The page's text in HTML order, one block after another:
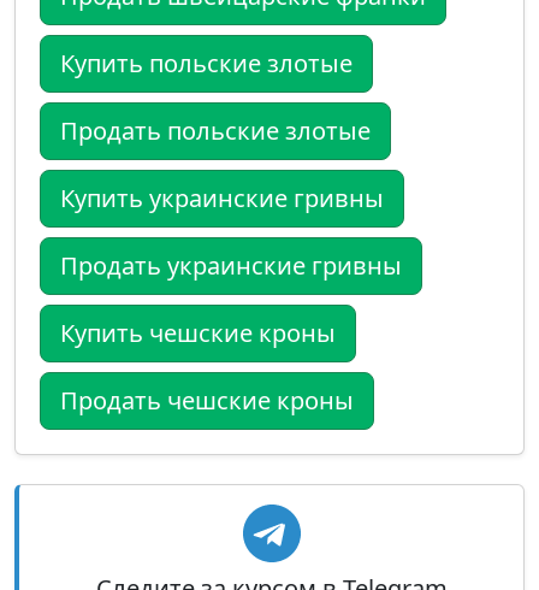
Купить польские злотые
Продать польские злотые
Купить украинские гривны
Продать украинские гривны
Купить чешские кроны
Продать чешские кроны